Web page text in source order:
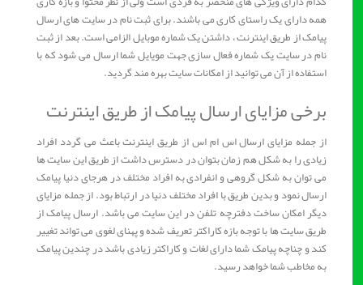
همه دارای یک راستای کاری می باشند. برای ثبت نام در سایت های ارسال
پیامک از طریق اینترنت ، داشتن یک شماره موبایل الزامی است. بعد از ثبت
نام در سایت یک شماره فعال سازی جهت مویایل شما ارسال می شود که با
استفاده از آن می توانید از امکانات سایت بهره مند گردید.
برخی مزایای ارسال پیامک از طریق اینترنت
از جمله مزایای ارسال اس ام اس از طریق اینترنت باعث می گردد افراد
زیادی را به شکل هم زمان بتوان در دسترس داشت از طریق این سایت ها
می توان به شکل گروهی و انفرادی به افراد مختلف در هرجای دنیا پیامک
ارسال نمود و بدین طریق با افراد مختلف دنیا در ارتباط بود. از جمله مزایای
دیگر امکان ساخت دفترچه تلفن در این سایت می باشد. ارسال پیامک از
طریق سایت ها با توجه بازه کاراکتر تعریف شده و پهنای لغوی می تواند تغییر
کند و چناچه پیامک شما دارای لغات و کاراکتر زیادی باشد در چندین پیامک
به مخاطب شما خواهد رسید.